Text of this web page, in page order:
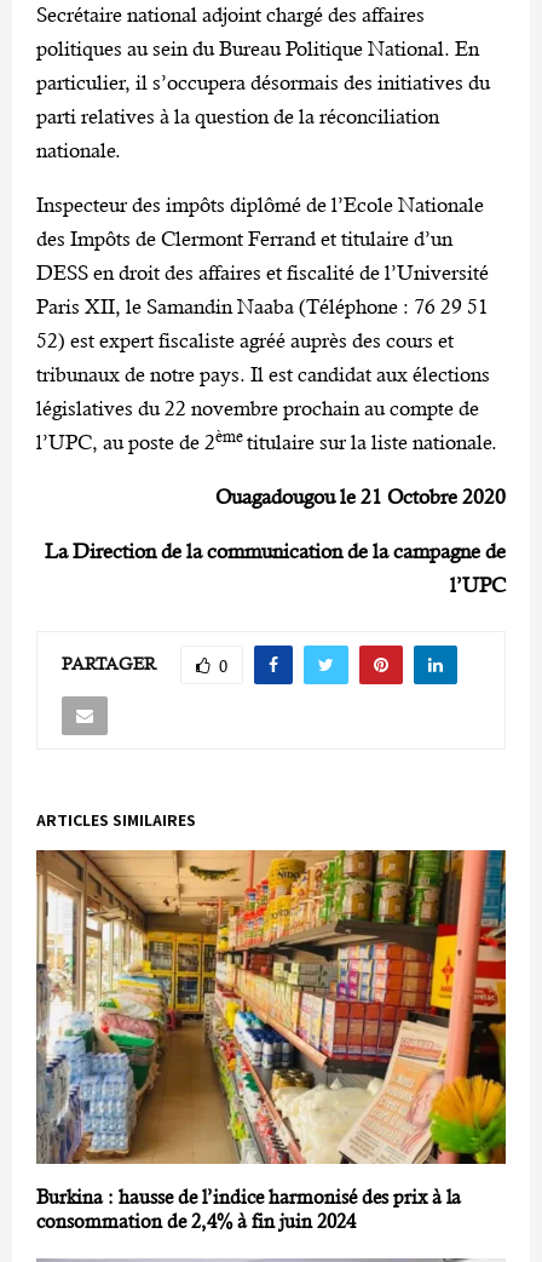
Secrétaire national adjoint chargé des affaires
politiques au sein du Bureau Politique National. En
particulier, il s’occupera désormais des initiatives du
parti relatives à la question de la réconciliation
nationale.
Inspecteur des impôts diplômé de l’Ecole Nationale
des Impôts de Clermont Ferrand et titulaire d’un
DESS en droit des affaires et fiscalité de l’Université
Paris XII, le Samandin Naaba (Téléphone : 76 29 51
52) est expert fiscaliste agréé auprès des cours et
tribunaux de notre pays. Il est candidat aux élections
législatives du 22 novembre prochain au compte de
l’UPC, au poste de 2ème titulaire sur la liste nationale.
Ouagadougou le 21 Octobre 2020
La Direction de la communication de la campagne de
l’UPC
PARTAGER 0
ARTICLES SIMILAIRES
Burkina : hausse de l’indice harmonisé des prix à la
consommation de 2,4% à fin juin 2024